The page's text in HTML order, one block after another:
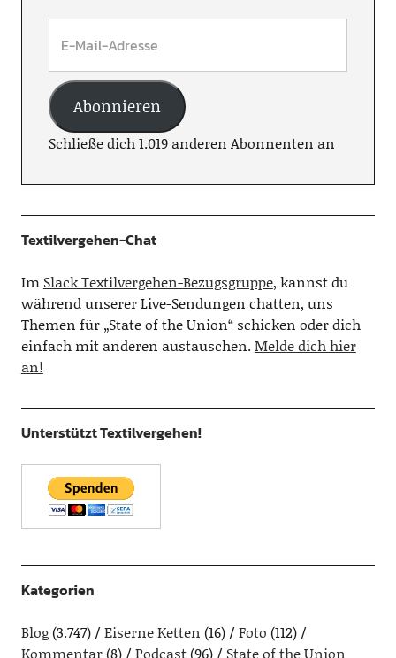
Abonnieren
Schließe dich 1.019 anderen Abonnenten an
Textilvergehen-Chat
Im Slack Textilvergehen-Bezugsgruppe, kannst du
während unserer Live-Sendungen chatten, uns
Themen für „State of the Union“ schicken oder dich
einfach mit anderen austauschen.Melde dich hier
an!
Unterstützt Textilvergehen!
Kategorien
Blog(3.747) Eiserne Ketten (16) Foto (112)
Kommentar(8) Podcast(96) State of the Union